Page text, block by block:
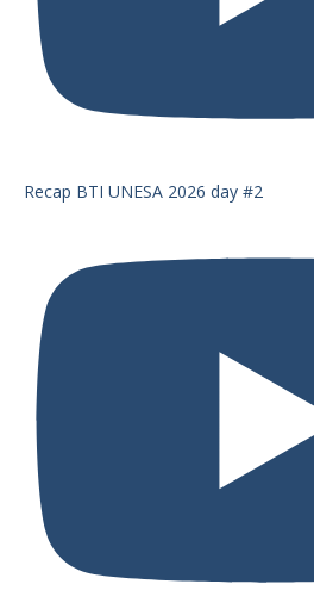
Recap BTI UNESA 2026 day #2